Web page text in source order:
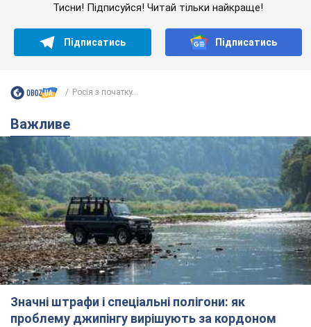
Тисни! Підписуйся! Читай тільки найкраще!
Підписатись Підписатись
Росія з початку...
Важливе
Значні штрафи і спеціальні полігони: як
проблему джипінгу вирішують за кордоном